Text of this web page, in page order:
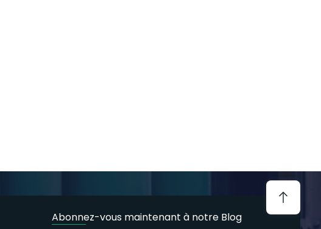
Abonnez-vous maintenant à notre Blog